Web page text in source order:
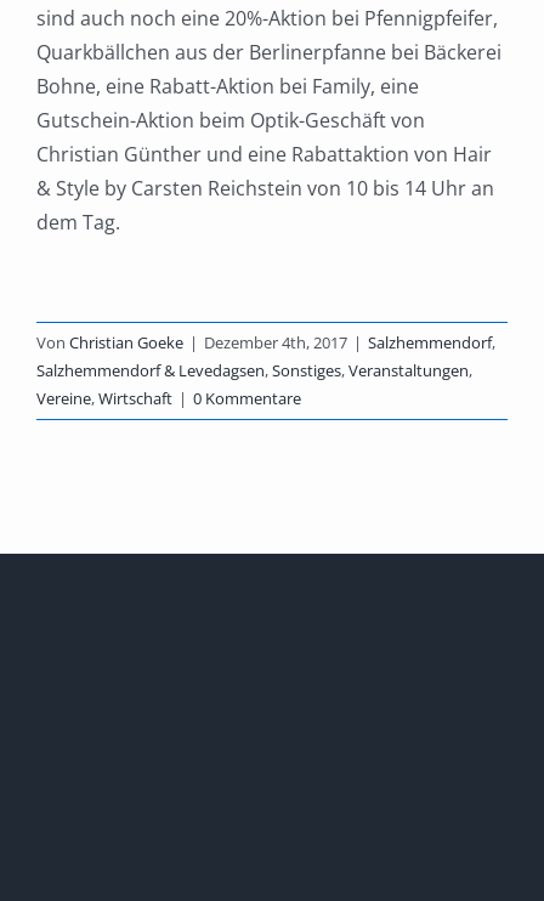
sind auch noch eine 20%-Aktion bei Pfennigpfeifer,
Quarkbällchen aus der Berlinerpfanne bei Bäckerei
Bohne, eine Rabatt-Aktion bei Family, eine
Gutschein-Aktion beim Optik-Geschäft von
Christian Günther und eine Rabattaktion von Hair
& Style by Carsten Reichstein von 10 bis 14 Uhr an
dem Tag.
Von Christian Goeke | Dezember 4th, 2017 | Salzhemmendorf,
Salzhemmendorf & Levedagsen,Sonstiges,Veranstaltungen,
Vereine,Wirtschaft | 0 Kommentare